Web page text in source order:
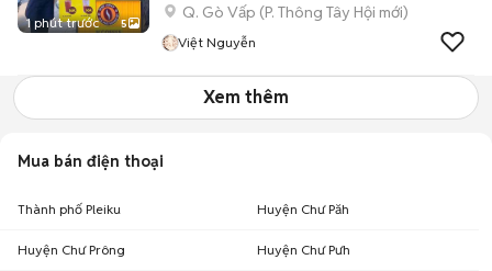
1 phút trước 5
Q. Gò Vấp (P. Thông Tây Hội mới)
Việt Nguyễn
Xem thêm
Mua bán điện thoại
Thành phố Pleiku Huyện Chư Păh
Huyện Chư Prông Huyện Chư Pưh